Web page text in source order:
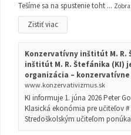
Tešíme sa na spustenie toht ...
Zistiť viac
Konzervatívny inštitút M. R.
inštitút M. R. Štefánika (KI)
organizácia –
www.konzervativizmus.sk
KI informuje 1. júna 2026 Peter
Klasická ekonómia pre učiteľov
Stredoškolským učiteľom